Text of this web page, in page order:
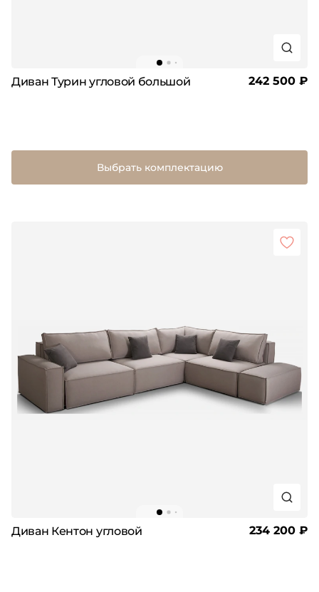
Диван Турин угловой большой 242 500 ₽
Выбрать комплектацию
Диван Кентон угловой 234 200 ₽